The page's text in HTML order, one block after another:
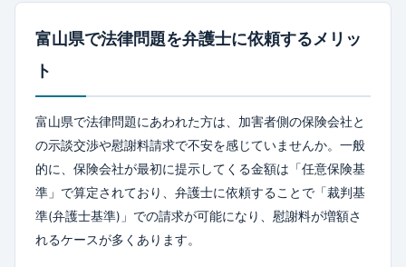
富山県で法律問題を弁護士に依頼するメリッ
ト
富山県で法律問題にあわれた方は、加害者側の保険会社と
の示談交渉や慰謝料請求で不安を感じていませんか。一般
的に、保険会社が最初に提示してくる金額は「任意保険基
準」で算定されており、弁護士に依頼することで「裁判基
準(弁護士基準)」での請求が可能になり、慰謝料が増額さ
れるケースが多くあります。